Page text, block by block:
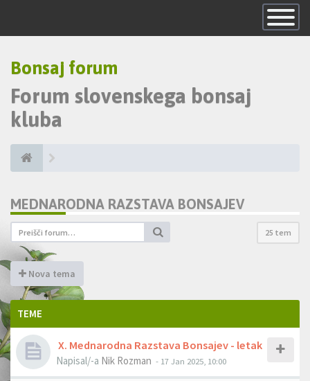
Skrij
navigacijo
Bonsaj forum
Forum slovenskega bonsaj
kluba
MEDNARODNA RAZSTAVA BONSAJEV
25 tem
Nova tema
TEME
X. Mednarodna Razstava Bonsajev - letak
Napisal/-a Nik Rozman - 17 Jan 2025, 10:00